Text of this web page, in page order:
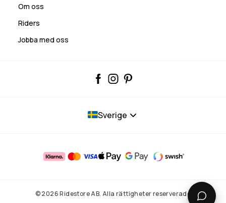
Om oss
Riders
Jobba med oss
Sverige
© 2026 Ridestore AB. Alla rättigheter reserverade